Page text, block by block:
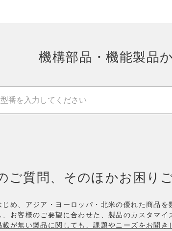
機構部品・機能製品
ご質問、そのほかお困り
め、アジア・ヨーロッパ・北米の優れた商品
お客様のご要望に合わせた、製品のカスタマ
載が無い製品に関しても、課題やニーズをお聞